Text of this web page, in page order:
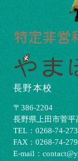
長野本校
〒386-2204
⻑野県上⽥市菅平
TEL：0268-74-
FAX：0268-74-
E-mail：